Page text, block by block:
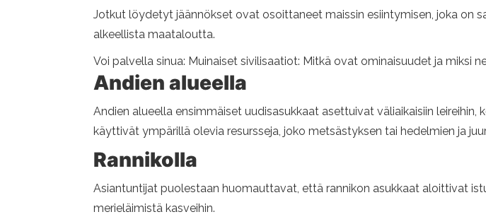
Jotkut löydetyt jäännökset ovat osoittaneet maissin esiintymisen, joka on
alkeellista maataloutta.
Voi palvella sinua: Muinaiset sivilisaatiot: Mitkä ovat ominaisuudet ja miksi
Andien alueella
Andien alueella ensimmäiset uudisasukkaat asettuivat väliaikaisiin
käyttivät ympärillä olevia resursseja, joko metsästyksen tai hedelmien ja
Rannikolla
Asiantuntijat puolestaan ​​huomauttavat, että rannikon asukkaat aloittivat
merieläimistä kasveihin.